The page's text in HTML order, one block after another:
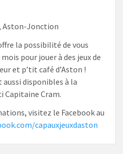
Aston-Jonction
la possibilité de vous
pour jouer à des jeux de
et p’tit café d’Aston !
aussi disponibles à la
Capitaine Cram.
visitez le Facebook au
capauxjeuxdaston